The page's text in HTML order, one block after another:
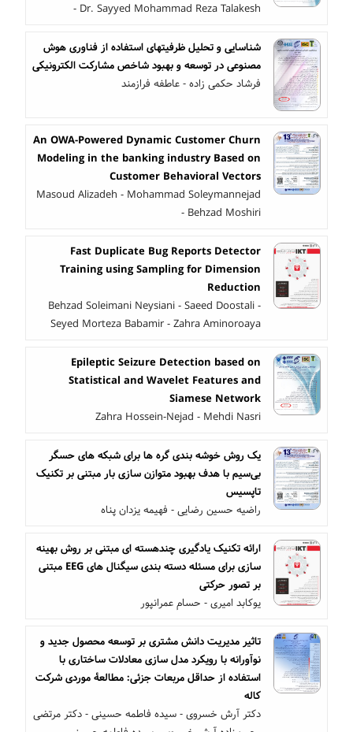
- Dr. Sayyed Mohammad Reza Talakesh
شناسایی و تحلیل ظرفیتهای استفاده از فناوری هوش
مصنوعی در توسعه و بهبود شاخص مشارکت الکترونیکی
فرشاد حکمی زاده - عاطفه فرازمند
An OWA-Powered Dynamic Customer Churn
Modeling in the banking industry Based on
Customer Behavioral Vectors
Masoud Alizadeh - Mohammad Soleymannejad
- Behzad Moshiri
Fast Duplicate Bug Reports Detector
Training using Sampling for Dimension
Reduction
Behzad Soleimani Neysiani - Saeed Doostali -
Seyed Morteza Babamir - Zahra Aminoroaya
Epileptic Seizure Detection based on
Statistical and Wavelet Features and
Siamese Network
Zahra Hossein-Nejad - Mehdi Nasri
یک روش خوشه بندی گره ها برای شبکه های حسگر
بی‌سیم با هدف بهبود متوازن سازی بار مبتنی بر تکنیک
تاپسیس
راضیه حسین رضایی - فهیمه یزدان پناه
ارائه تکنیک یادگیری چندهسته ای مبتنی بر روش بهینه
سازی برای مسئله دسته بندی سیگنال های EEG مبتنی
بر تصور حرکتی
یوکابد امیری - حسام عمرانپور
تاثیر مدیریت دانش مشتری بر توسعه محصول جدید و
نوآورانه با رویکرد مدل سازی معادلات ساختاری با
استفاده از حداقل مربعات جزئی: مطالعۀ موردی شرکت
کاله
دکتر آرش خسروی - سیده فاطمه حسینی - دکتر مرتضی